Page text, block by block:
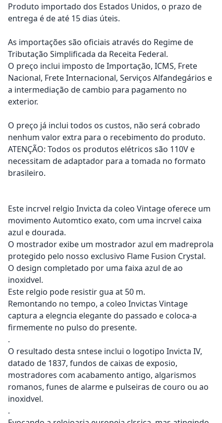
Produto importado dos Estados Unidos, o prazo de
entrega é de até 15 dias úteis.
As importações são oficiais através do Regime de
Tributação Simplificada da Receita Federal.
O preço inclui imposto de Importação, ICMS, Frete
Nacional, Frete Internacional, Serviços Alfandegários e
a intermediação de cambio para pagamento no
exterior.
O preço já inclui todos os custos, não será cobrado
nenhum valor extra para o recebimento do produto.
ATENÇÃO: Todos os produtos elétricos são 110V e
necessitam de adaptador para a tomada no formato
brasileiro.
Este incrvel relgio Invicta da coleo Vintage oferece um
movimento Automtico exato, com uma incrvel caixa
azul e dourada.
O mostrador exibe um mostrador azul em madreprola
protegido pelo nosso exclusivo Flame Fusion Crystal.
O design completado por uma faixa azul de ao
inoxidvel.
Este relgio pode resistir gua at 50 m.
Remontando no tempo, a coleo Invictas Vintage
captura a elegncia elegante do passado e coloca-a
firmemente no pulso do presente.
.
O resultado desta sntese inclui o logotipo Invicta IV,
datado de 1837, fundos de caixas de exposio,
mostradores com acabamento antigo, algarismos
romanos, funes de alarme e pulseiras de couro ou ao
inoxidvel.
.